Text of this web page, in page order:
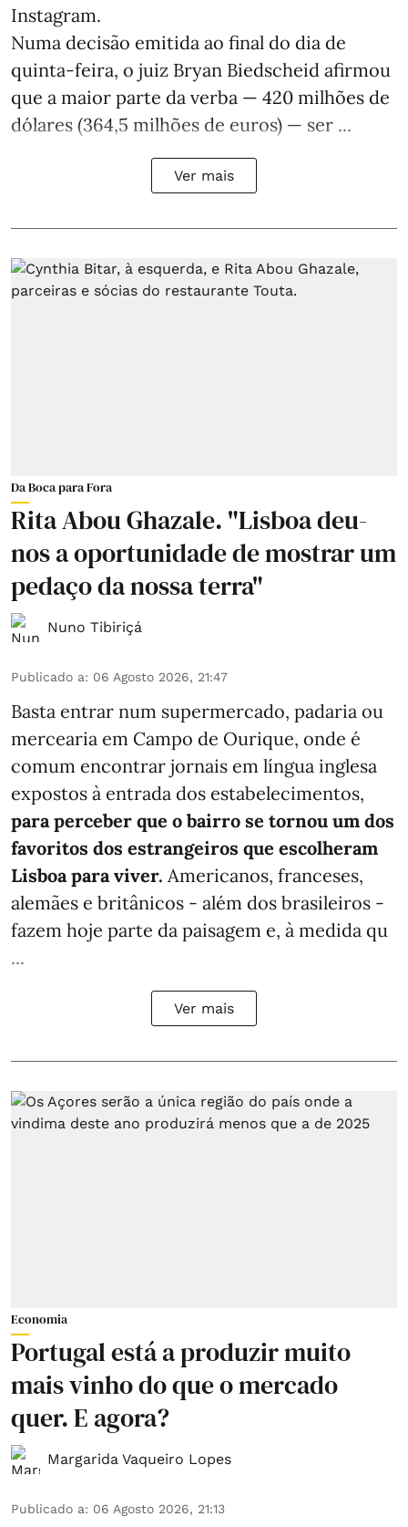
Instagram.
Numa decisão emitida ao final do dia de
quinta-feira, o juiz Bryan Biedscheid afirmou
que a maior parte da verba — 420 milhões de
dólares (364,5 milhões de euros) — ser ...
Ver mais
Da Boca para Fora
Rita Abou Ghazale. "Lisboa deu-
nos a oportunidade de mostrar um
pedaço da nossa terra"
Nuno Tibiriçá
Publicado a: 06 Agosto 2026, 21:47
Basta entrar num supermercado, padaria ou
mercearia em Campo de Ourique, onde é
comum encontrar jornais em língua inglesa
expostos à entrada dos estabelecimentos,
para perceber que o bairro se tornou um dos
favoritos dos estrangeiros que escolheram
Lisboa para viver. Americanos, franceses,
alemães e britânicos - além dos brasileiros -
fazem hoje parte da paisagem e, à medida qu
...
Ver mais
Economia
Portugal está a produzir muito
mais vinho do que o mercado
quer. E agora?
Margarida Vaqueiro Lopes
Publicado a: 06 Agosto 2026, 21:13